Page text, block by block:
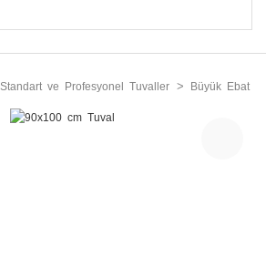
Standart ve Profesyonel Tuvaller Büyük Ebat